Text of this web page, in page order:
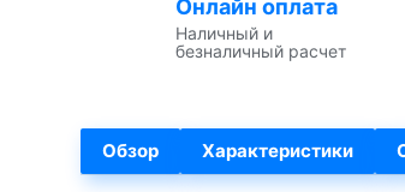
Онлайн оплата
Наличный и
безналичный расчет
Обзор Характеристики